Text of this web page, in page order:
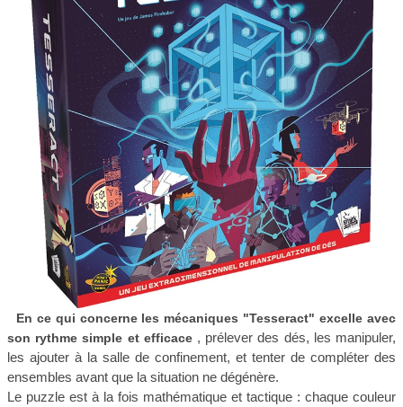
En ce qui concerne les mécaniques "Tesseract" excelle avec
son rythme simple et efficace , prélever des dés, les manipuler,
les ajouter à la salle de confinement, et tenter de compléter des
ensembles avant que la situation ne dégénère.
Le puzzle est à la fois mathématique et tactique : chaque couleur